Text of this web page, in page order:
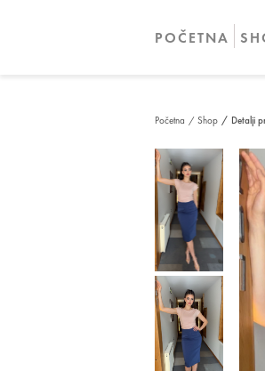
POČETNA
Početna / Shop / Detalji